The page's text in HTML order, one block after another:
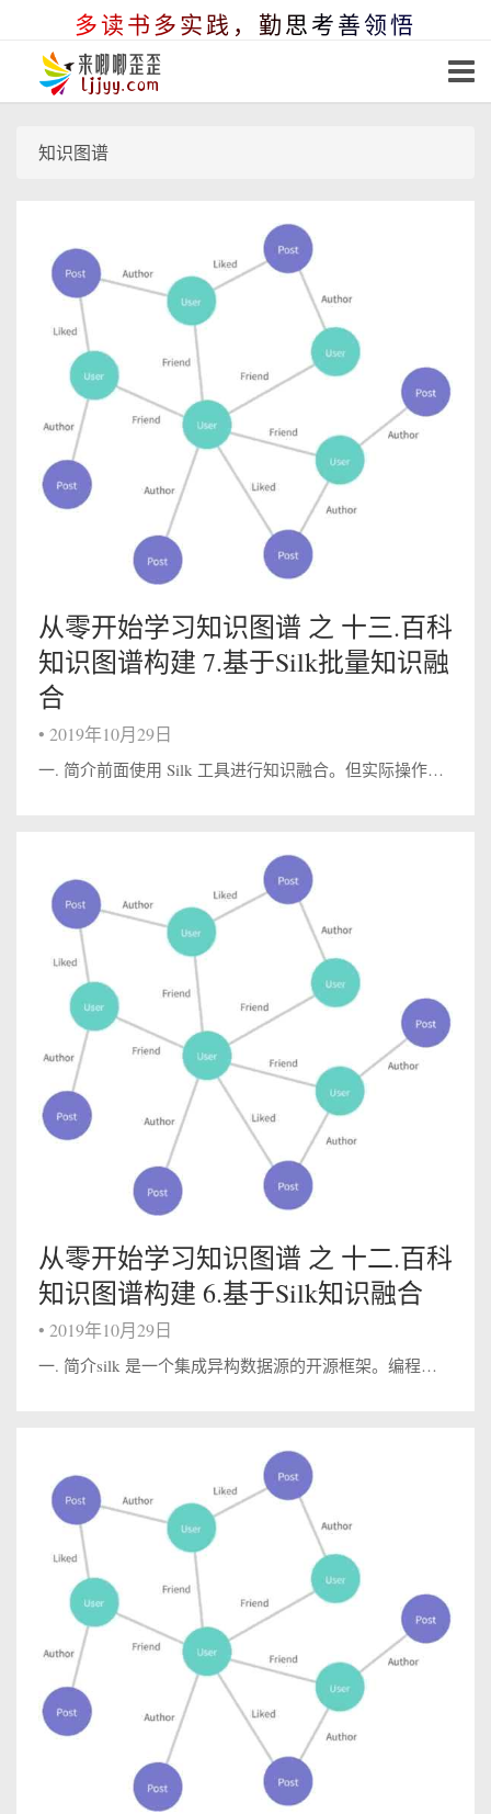
多读书多实践，勤思考善领悟
知识图谱
从零开始学习知识图谱 之 十三.百科
知识图谱构建 7.基于Silk批量知识融
合
• 2019年10月29日
一. 简介前面使用 Silk 工具进行知识融合。但实际操作中发现，当数据量较大时，会出现内存爆掉的情况。同时由于 Silk 的 SPARQL 查询语句比较复杂，当数据量大时，获取同样的数据要慢上很多倍。因此我这里将数据分成一个一个的小...
从零开始学习知识图谱 之 十二.百科
知识图谱构建 6.基于Silk知识融合
• 2019年10月29日
一. 简介silk 是一个集成异构数据源的开源框架。编程语言为Python。其特点为： 提供了专门的 Silk-LSL 语言来进行具体处理。 提供图形化用户界面- Silk Workbench，用户可以很方便的进行记录链接。 Si...